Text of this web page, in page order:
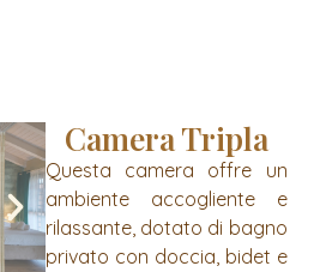
Camera Tripla
Questa camera offre un
ambiente accogliente e
rilassante, dotato di bagno
privato con doccia, bidet e